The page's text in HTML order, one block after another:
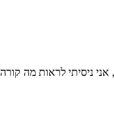
ניסיתי לראות מה